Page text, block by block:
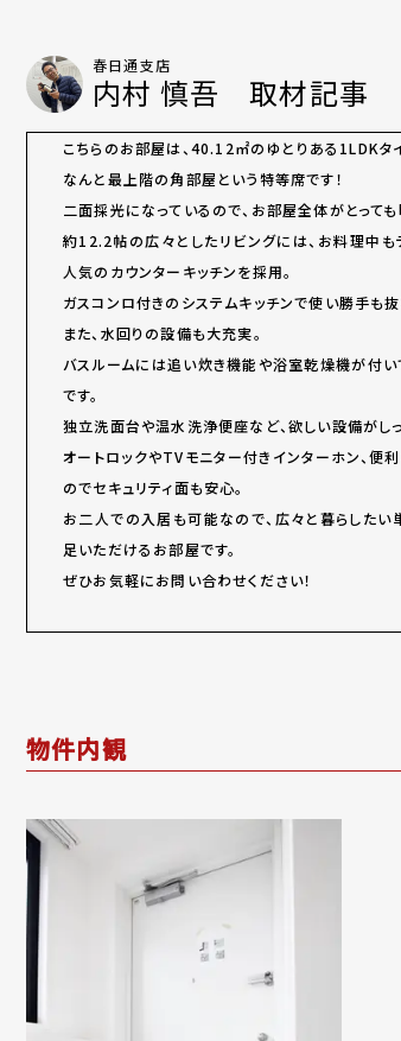
春日通支店
内村 慎吾 取材記事
こちらのお部屋は、40.12㎡のゆとりある1LDKタ
なんと最上階の角部屋という特等席です！
二面採光になっているので、お部屋全体がとって
約12.2帖の広々としたリビングには、お料理中も
人気のカウンターキッチンを採用。
ガスコンロ付きのシステムキッチンで使い勝手も抜
また、水回りの設備も大充実。
バスルームには追い炊き機能や浴室乾燥機が付
です。
独立洗面台や温水洗浄便座など、欲しい設備がしっ
オートロックやTVモニター付きインターホン、便
のでセキュリティ面も安心。
お二人での入居も可能なので、広々と暮らした
足いただけるお部屋です。
ぜひお気軽にお問い合わせください！
物件内観